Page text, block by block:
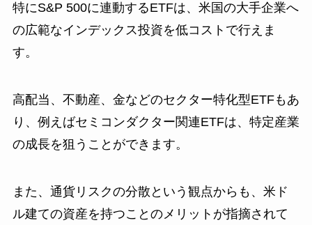
特にS&P 500に連動するETFは、米国の大手企業へ
の広範なインデックス投資を低コストで行えま
す。
高配当、不動産、金などのセクター特化型ETFもあ
り、例えばセミコンダクター関連ETFは、特定産業
の成長を狙うことができます。
また、通貨リスクの分散という観点からも、米ド
ル建ての資産を持つことのメリットが指摘されて